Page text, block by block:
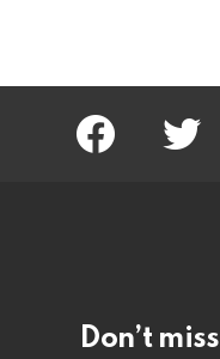
facebook twitter
Don’t